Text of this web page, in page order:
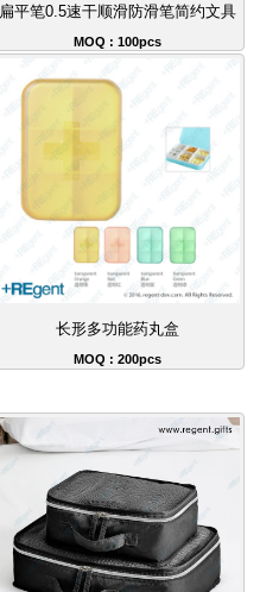
扁平笔0.5速干顺滑防滑笔简约文具
MOQ : 100pcs
长形多功能药丸盒
MOQ : 200pcs